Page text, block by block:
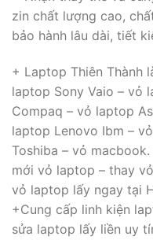
zin chất lượng cao,
bảo hành lâu dài, tiết
+ Laptop Thiên Thành
laptop Sony Vaio – vỏ
Compaq – vỏ laptop
laptop Lenovo Ibm –
Toshiba – vỏ
mới vỏ laptop – thay
vỏ laptop lấy ngay tại
+Cung cấp linh kiện
sửa laptop lấy liền uy